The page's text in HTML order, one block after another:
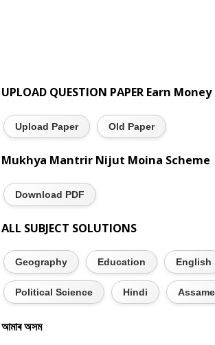
UPLOAD QUESTION PAPER Earn Money
Upload Paper Old Paper
Mukhya Mantrir Nijut Moina Scheme
Download PDF
ALL SUBJECT SOLUTIONS
Geography Education English
Political Science Hindi
আমাৰ অসম